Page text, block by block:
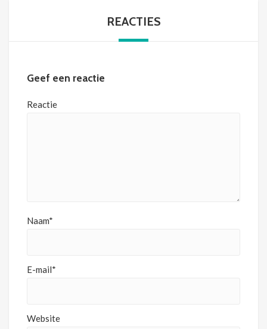
REACTIES
Geef een reactie
Reactie
Naam*
E-mail*
Website